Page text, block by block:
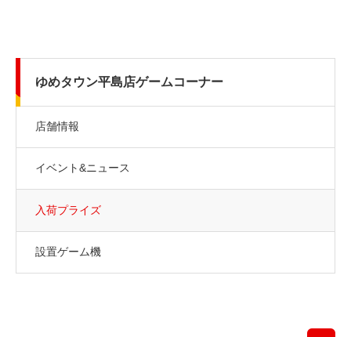
ゆめタウン平島店ゲームコーナー
店舗情報
イベント&ニュース
入荷プライズ
設置ゲーム機